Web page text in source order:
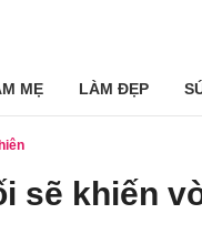
MẸ LÀM ĐẸP
sẽ khiến